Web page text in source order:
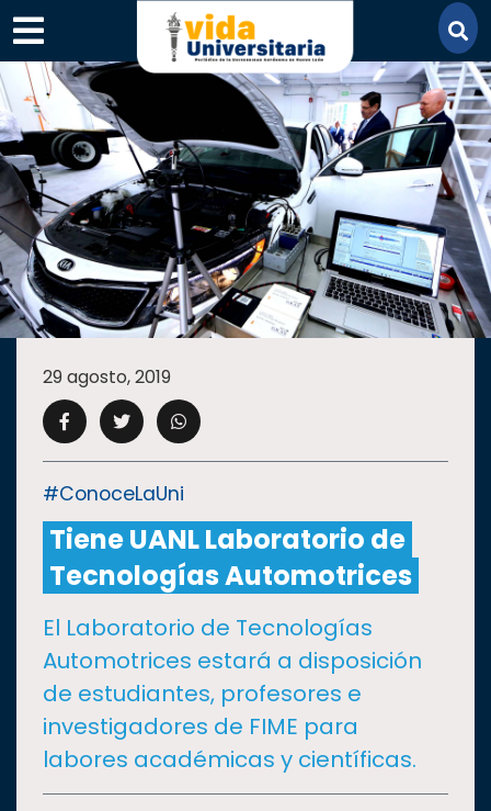
×
SECCIONES
ACADEMIA
CAMPUS UANL
CULTURA
I+D+IEXPERTOS
SALUD
SUSTENTABILIDAD
29 agosto, 2019
#ConoceLaUni
Tiene UANL Laboratorio de
Tecnologías Automotrices
El Laboratorio de Tecnologías
Automotrices estará a disposición
de estudiantes, profesores e
investigadores de FIME para
labores académicas y científicas.